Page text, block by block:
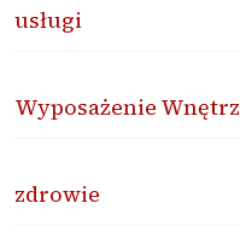
usługi
Wyposażenie Wnętrz
zdrowie